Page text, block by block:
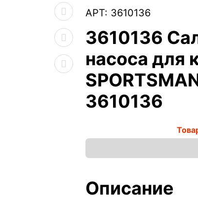
АРТ: 3610136
3610136
насоса для
3610136
Описание